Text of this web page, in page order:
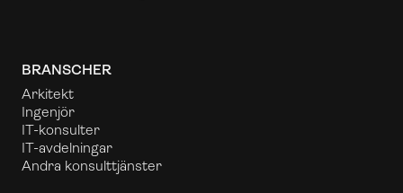
BRANSCHER
Arkitekt
Ingenjör
IT-konsulter
IT-avdelningar
Andra konsulttjänster